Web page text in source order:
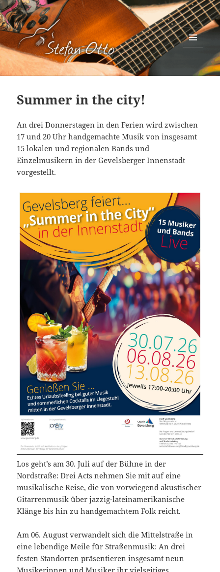
Stefan Otto
WIDGETS
Summer in the city!
An drei Donnerstagen in den Ferien wird zwischen
17 und 20 Uhr handgemachte Musik von insgesamt
15 lokalen und regionalen Bands und
Einzelmusikern in der Gevelsberger Innenstadt
vorgestellt.
Los geht’s am 30. Juli auf der Bühne in der
Nordstraße: Drei Acts nehmen Sie mit auf eine
musikalische Reise, die von vorwiegend akustischer
Gitarrenmusik über jazzig-lateinamerikanische
Klänge bis hin zu handgemachtem Folk reicht.
Am 06. August verwandelt sich die Mittelstraße in
eine lebendige Meile für Straßenmusik: An drei
festen Standorten präsentieren insgesamt neun
Musikerinnen und Musiker ihr vielseitiges